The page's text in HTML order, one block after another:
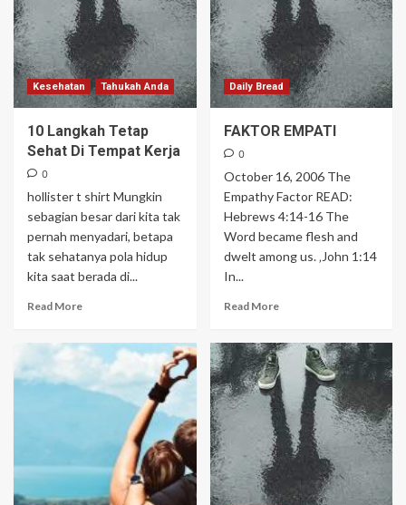
Kesehatan Tahukah Anda
10 Langkah Tetap
Sehat Di Tempat Kerja
0
hollister t shirt Mungkin
sebagian besar dari kita tak
pernah menyadari, betapa
tak sehatanya pola hidup
kita saat berada di...
Read More
Daily Bread
FAKTOR EMPATI
0
October 16, 2006 The
Empathy Factor READ:
Hebrews 4:14-16 The
Word became flesh and
dwelt among us. ‚John 1:14
In...
Read More